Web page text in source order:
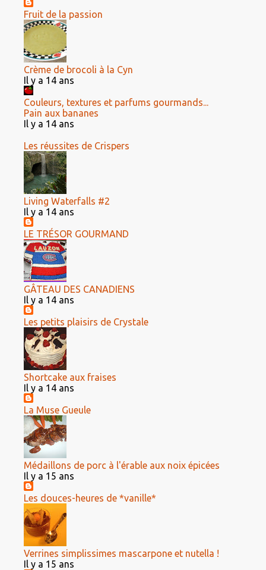
Fruit de la passion
Crème de brocoli à la Cyn
Il y a 14 ans
Couleurs, textures et parfums gourmands...
Pain aux bananes
Il y a 14 ans
Les réussites de Crispers
Living Waterfalls #2
Il y a 14 ans
LE TRÉSOR GOURMAND
GÂTEAU DES CANADIENS
Il y a 14 ans
Les petits plaisirs de Crystale
Shortcake aux fraises
Il y a 14 ans
La Muse Gueule
Médaillons de porc à l'érable aux noix épicées
Il y a 15 ans
Les douces-heures de *vanille*
Verrines simplissimes mascarpone et nutella !
Il y a 15 ans